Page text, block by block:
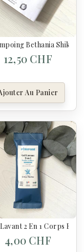
Capillaire Naturel
Bethania
12,50 CHF
Au Panier
Coco - Pimpant
2 En 1 Corps Et
4,00 CHF